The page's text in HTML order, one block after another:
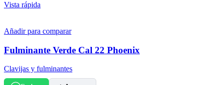
Vista rápida
Añadir para comparar
Fulminante Verde Cal 22 Phoenix
Clavijas y fulminantes